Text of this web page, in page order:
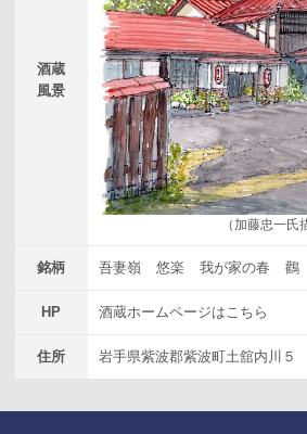
酒蔵
風景
（加藤忠一氏
銘柄 吾妻嶺 悠楽 我が家の春 鸛
HP 酒蔵ホームページはこちら
住所 岩手県紫波郡紫波町土舘内川５